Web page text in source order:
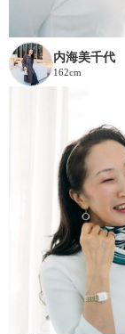
内海美千代
162cm